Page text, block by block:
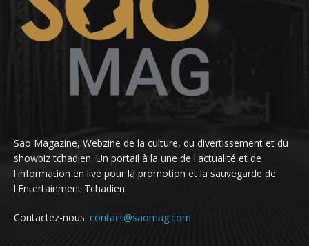
Sao Magazine, Webzine de la culture, du divertissement et du
showbiz tchadien. Un portail à la une de l'actualité et de
l'information en live pour la promotion et la sauvegarde de
l'Entertainment Tchadien.
Contactez-nous: contact@saomag.com